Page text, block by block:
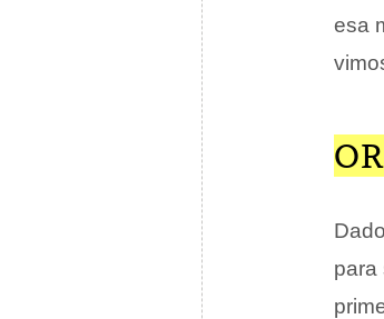
esa
para